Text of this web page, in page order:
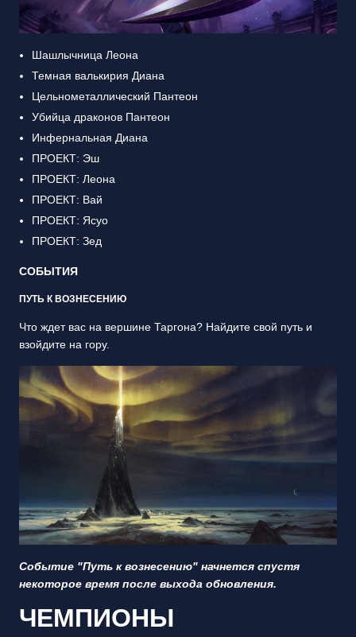
Шашлычница Леона
Темная валькирия Диана
Цельнометаллический Пантеон
Убийца драконов Пантеон
Инфернальная Диана
ПРОЕКТ: Эш
ПРОЕКТ: Леона
ПРОЕКТ: Вай
ПРОЕКТ: Ясуо
ПРОЕКТ: Зед
СОБЫТИЯ
ПУТЬ К ВОЗНЕСЕНИЮ
Что ждет вас на вершине Таргона? Найдите свой путь и
взойдите на гору.
Событие "Путь к вознесению" начнется спустя
некоторое время после выхода обновления.
ЧЕМПИОНЫ